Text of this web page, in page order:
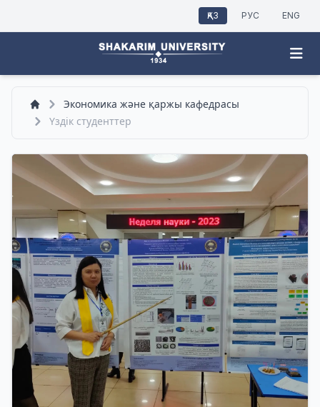
ҚАЗ РУС ENG
Экономика және қаржы кафедрасы
Үздік студенттер